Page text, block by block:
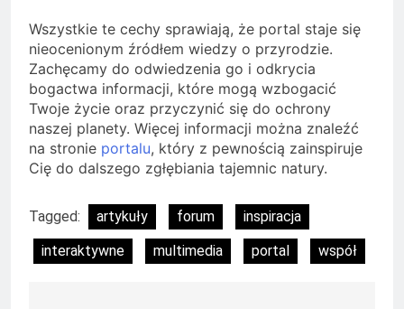
Wszystkie te cechy sprawiają, że portal staje się
nieocenionym źródłem wiedzy o przyrodzie.
Zachęcamy do odwiedzenia go i odkrycia
bogactwa informacji, które mogą wzbogacić
Twoje życie oraz przyczynić się do ochrony
naszej planety. Więcej informacji można znaleźć
na stronie portalu, który z pewnością zainspiruje
Cię do dalszego zgłębiania tajemnic natury.
Tagged: artykuły forum
inspiracja
interaktywne
multimedia portal współ